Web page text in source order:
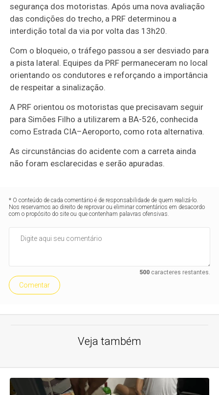
segurança dos motoristas. Após uma nova avaliação
das condições do trecho, a PRF determinou a
interdição total da via por volta das 13h20.
Com o bloqueio, o tráfego passou a ser desviado para
a pista lateral. Equipes da PRF permaneceram no local
orientando os condutores e reforçando a importância
de respeitar a sinalização.
A PRF orientou os motoristas que precisavam seguir
para Simões Filho a utilizarem a BA-526, conhecida
como Estrada CIA–Aeroporto, como rota alternativa.
As circunstâncias do acidente com a carreta ainda
não foram esclarecidas e serão apuradas.
* O conteúdo de cada comentário é de responsabilidade de quem realizá-lo.
Nos reservamos ao direito de reprovar ou eliminar comentários em desacordo
com o propósito do site ou que contenham palavras ofensivas.
500caracteres restantes.
Comentar
Veja também